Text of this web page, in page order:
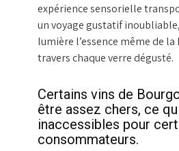
expérience sensorielle
un voyage gustatif
lumière l’essence même de
travers chaque verre dégusté.
Certains vins de
être assez chers, ce
inaccessibles pour
consommateurs.